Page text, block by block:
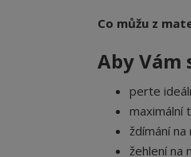
Co můžu z
Aby
perte
maximální
ždímání na
žehlení na